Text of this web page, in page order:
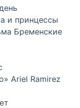
и принцессы
Бременские
Ariel Ramirez